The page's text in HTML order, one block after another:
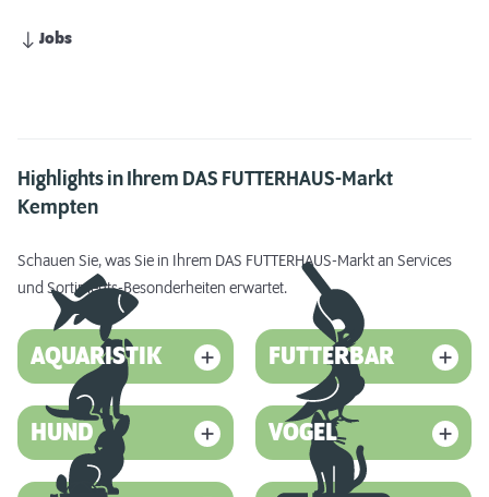
Jobs
Highlights in Ihrem DAS FUTTERHAUS-Markt
Kempten
Schauen Sie, was Sie in Ihrem DAS FUTTERHAUS-Markt an Services
und Sortiments-Besonderheiten erwartet.
AQUARISTIK FUTTERBAR
HUND VOGEL